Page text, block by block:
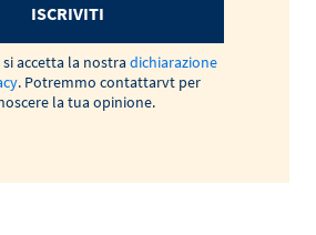
ISCRIVITI
accetta la nostra dichiarazione
. Potremmo contattarvt per
la tua opinione.